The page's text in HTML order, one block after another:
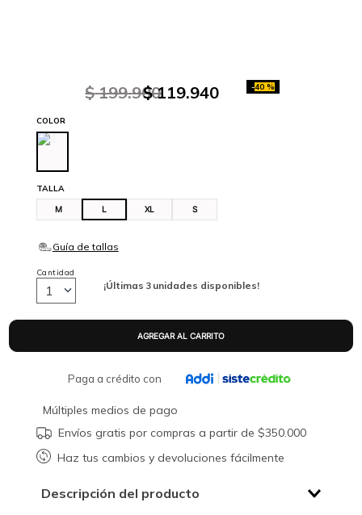
$ 199.900
$ 119.940 -40 %
TALLA
M L XL S
COLOR
¡Últimas 3 unidades disponibles!
Cantidad
1
Paga a crédito con
Múltiples medios de pago
Envíos gratis por compras a partir de $350.000
Haz tus cambios y devoluciones fácilmente
Descripción del producto